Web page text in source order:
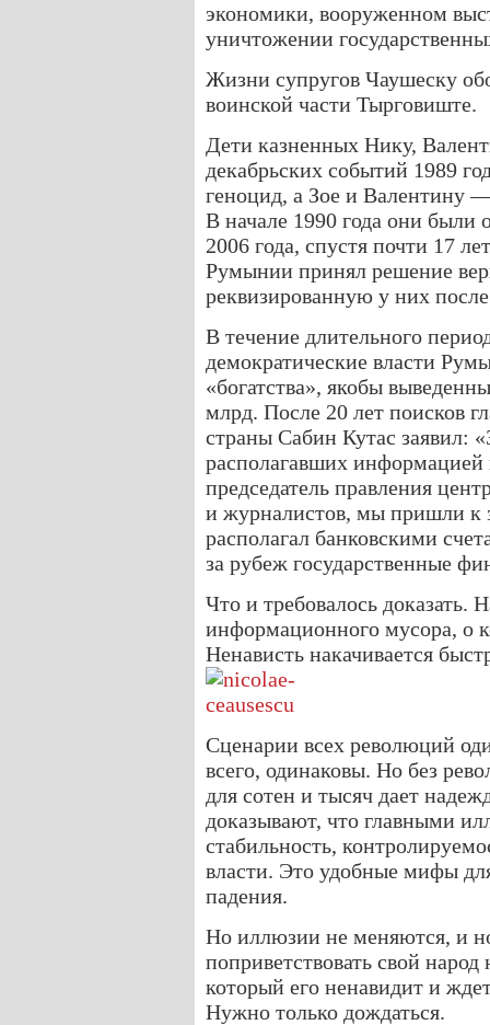
экономики, вооруженном
уничтожении
Жизни супругов Чаушеску
воинской части Тырговиште.
Дети казненных Нику,
декабрьских событий 1989
геноцид, а Зое и Валентину
В начале 1990 года они были
2006 года, спустя почти 17
Румынии принял решение
реквизированную у них
В течение длительного
демократические власти
«богатства», якобы
млрд. После 20 лет поисков
страны Сабин Кутас заявил:
располагавших информацией
председатель правления
и журналистов, мы пришли к
располагал банковскими
за рубеж государственные
Что и требовалось доказать.
информационного мусора, о
Ненависть накачивается
Сценарии всех революций
всего, одинаковы. Но без
для сотен и тысяч дает
доказывают, что главными
стабильность,
власти. Это удобные мифы
падения.
Но иллюзии не меняются, и
поприветствовать свой
который его ненавидит и
Нужно только дождаться.